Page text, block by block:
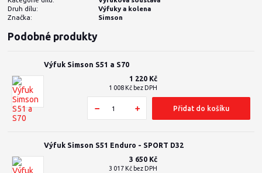
Druh dílu:
Výfuky a kolena
Značka:
Simson
Podobné produkty
Výfuk Simson S51 a S70
1 220 Kč
1 008 Kč bez DPH
Přidat do košíku
Výfuk Simson S51 Enduro - SPORT D32
3 650 Kč
3 017 Kč bez DPH